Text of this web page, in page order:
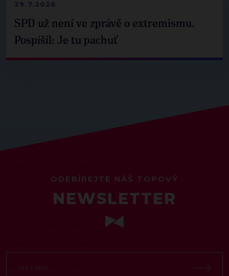
29.7.2026
SPD už není ve zprávě o extremismu.
Pospíšil: Je tu pachuť
ODEBÍREJTE NÁŠ TOPOVÝ
NEWSLETTER